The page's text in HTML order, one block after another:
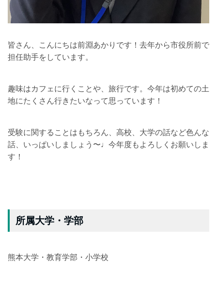
皆さん、こんにちは前淵あかりです！去年から市役所前で
担任助手をしています。
趣味はカフェに行くことや、旅行です。今年は初めての土
地にたくさん行きたいなって思っています！
受験に関することはもちろん、高校、大学の話など色んな
話、いっぱいしましょう〜♩今年度もよろしくお願いしま
す！
所属大学・学部
熊本大学・教育学部・小学校